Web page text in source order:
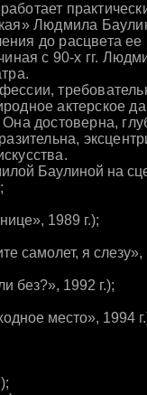
Людмила
до расцвета ее
с 90-х гг.
актерское
достоверна,
Баулиной на
1989 г.);
я слезу»,
1992 г.);
место», 1994